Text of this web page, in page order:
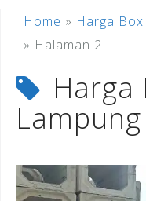
Home » Harga
» Halaman 2
Harga